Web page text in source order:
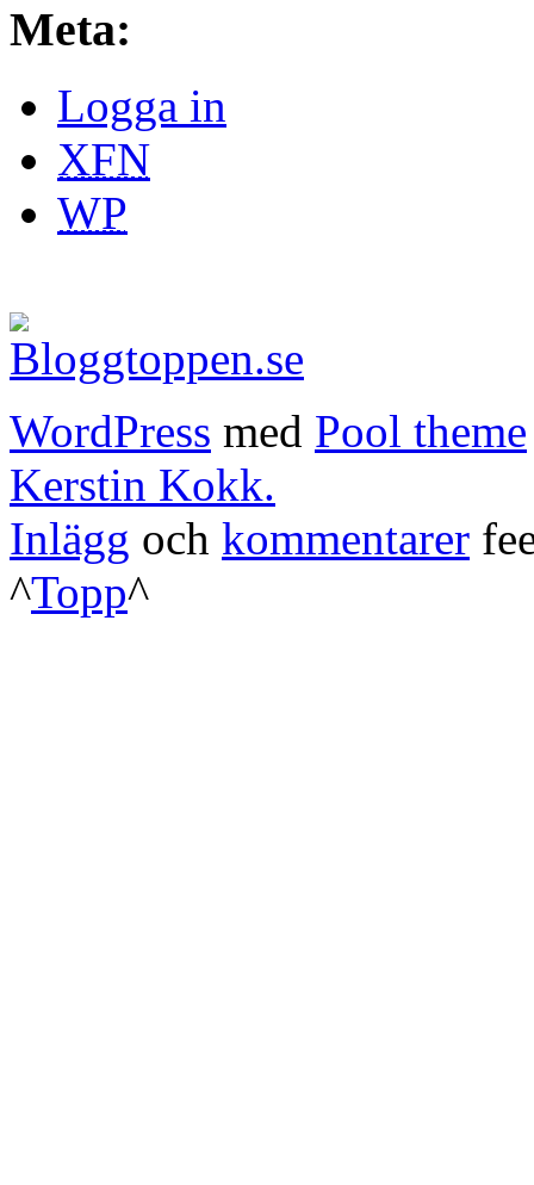
Meta:
Logga in
XFN
WP
WordPress med Pool theme
Kerstin Kokk.
Inlägg och kommentarer
^Topp^